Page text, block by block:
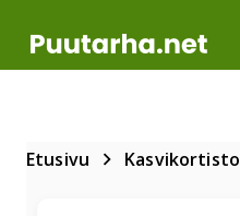
Etusivu Kasvikortisto